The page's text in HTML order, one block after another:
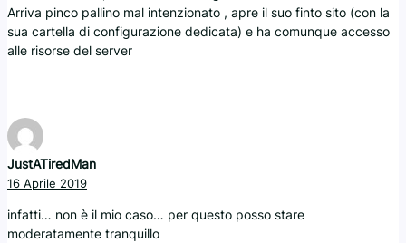
Arriva pinco pallino mal intenzionato , apre il suo finto sito (con la
sua cartella di configurazione dedicata) e ha comunque accesso
alle risorse del server
JustATiredMan
16 Aprile 2019
infatti… non è il mio caso… per questo posso stare
moderatamente tranquillo